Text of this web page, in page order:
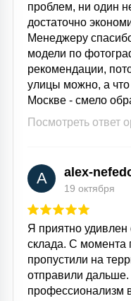
проблем, ни один
достаточно
Менеджеру
модели по
рекомендации,
улицы можно, а что
Москве - смело
Посмотреть ответ
A alex-
19 октября
Я приятно
склада. С момента
пропустили на
отправили
профессионализм